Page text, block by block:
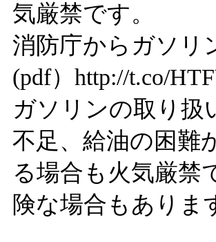
気厳禁です。
消防庁からガソ
(pdf） http://t.co/
ガソリンの取り扱
不足、給油の困難
る場合も火気厳禁
険な場合もありま